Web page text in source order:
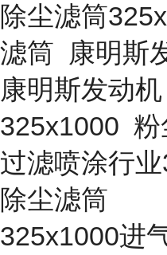
除尘滤筒
滤筒 康明斯
康明斯发动
325x1000 粉
过滤喷涂行
除尘滤筒
325x1000进